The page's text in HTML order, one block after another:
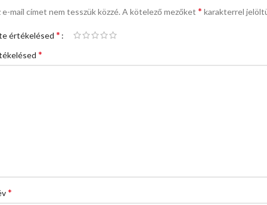
e-mail címet nem tesszük közzé. A kötelező mezőket * karakterrel
értékelésed *
*
*